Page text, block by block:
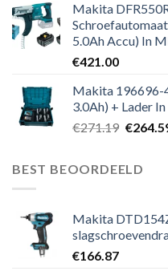
Makita
5.0Ah Accu) In
€421.00
Makita 196696-
3.0Ah) + Lader
€271.19
€271.19.
€
BEST BEOORDEELD
Makita
€166.87